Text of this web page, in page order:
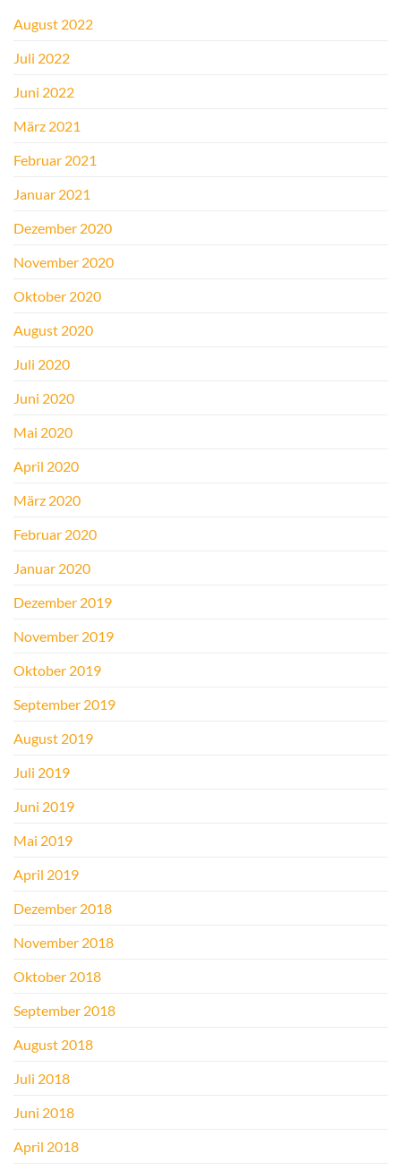
August 2022
Juli 2022
Juni 2022
März 2021
Februar 2021
Januar 2021
Dezember 2020
November 2020
Oktober 2020
August 2020
Juli 2020
Juni 2020
Mai 2020
April 2020
März 2020
Februar 2020
Januar 2020
Dezember 2019
November 2019
Oktober 2019
September 2019
August 2019
Juli 2019
Juni 2019
Mai 2019
April 2019
Dezember 2018
November 2018
Oktober 2018
September 2018
August 2018
Juli 2018
Juni 2018
April 2018